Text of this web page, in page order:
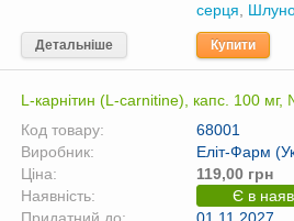
серця
Детальніше Купити
L-карнітин (L-carnitine), капс. 100
Код товару:
68001
Виробник:
Еліт-Фарм
Ціна:
119,00 грн
Наявність:
Є в